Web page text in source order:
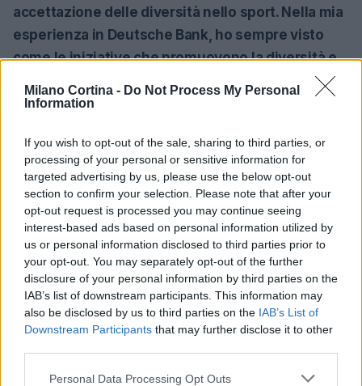
Milano Cortina - Do Not Process My Personal
Information
If you wish to opt-out of the sale, sharing to third parties, or
processing of your personal or sensitive information for
targeted advertising by us, please use the below opt-out
section to confirm your selection. Please note that after your
opt-out request is processed you may continue seeing
interest-based ads based on personal information utilized by
us or personal information disclosed to third parties prior to
your opt-out. You may separately opt-out of the further
disclosure of your personal information by third parties on the
IAB’s list of downstream participants. This information may
also be disclosed by us to third parties on the IAB’s List of
Downstream Participants that may further disclose it to other
Please note that this website/app uses one or more Google
Personal Data Processing Opt Outs
accettazione delle diversità nello sport. Nella mia
esperienza in Deutsche Bank, ho sempre visto
come le iniziative che promuovono la diversità e
l’inclusione possano avere un impatto duraturo
sulla società, specialmente in un contesto
fondamentale che la diversità venga celebrata e
vista come un punto di forza?<\/p>
In conclusione, Tina e Milo non sono
semplicemente mascotte; sono simboli di
un’Italia pronta a sognare e a superare le sfide.
Con i Giochi Olimpici che si avvicinano, la loro
presenza sarà fondamentale per comunicare un
messaggio di unità e determinazione che